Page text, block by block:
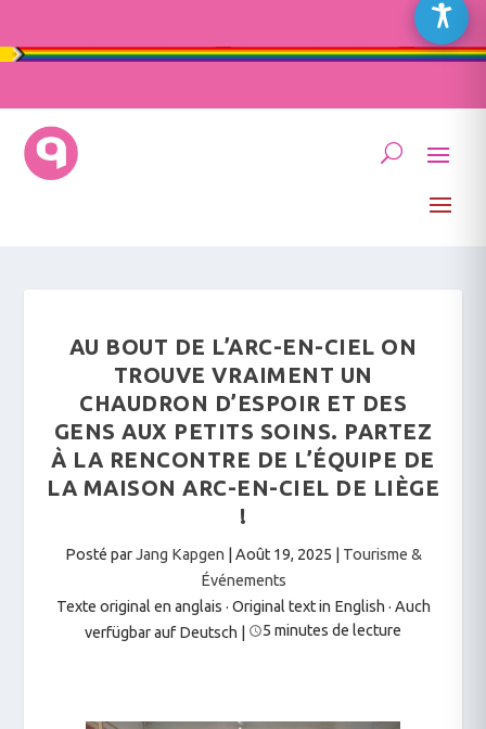
AU BOUT DE L’ARC-EN-CIEL ON
TROUVE VRAIMENT UN
CHAUDRON D’ESPOIR ET DES
GENS AUX PETITS SOINS. PARTEZ
À LA RENCONTRE DE L’ÉQUIPE DE
LA MAISON ARC-EN-CIEL DE LIÈGE
!
Posté parJang Kapgen Août 19, 2025
Tourisme &
Événements
Texte original en anglais · Original text in English · Auch
verfügbar auf Deutsch
5 minutes de lecture